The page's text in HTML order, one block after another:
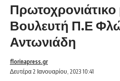
Βουλευτή Π.Ε
Αντωνιάδη
Δευτέρα 2 Ιανουαρίου, 2023 10:41
florinapress.gr